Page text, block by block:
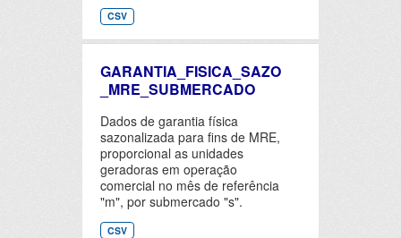
CSV
GARANTIA_FISICA_SAZO
_MRE_SUBMERCADO
Dados de garantia física
sazonalizada para fins de MRE,
proporcional as unidades
geradoras em operação
comercial no mês de referência
"m", por submercado "s".
CSV